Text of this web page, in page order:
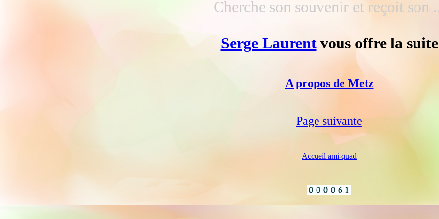
Cherche son souvenir et reçoit son
Serge Laurentvous offre la suite
A propos de Metz
Page suivante
Accueil ami-quad